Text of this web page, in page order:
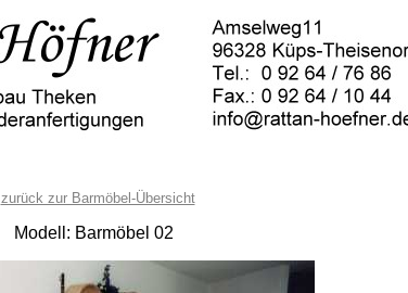
zurück zur Barmöbel-Übersicht
Modell: Barmöbel 02